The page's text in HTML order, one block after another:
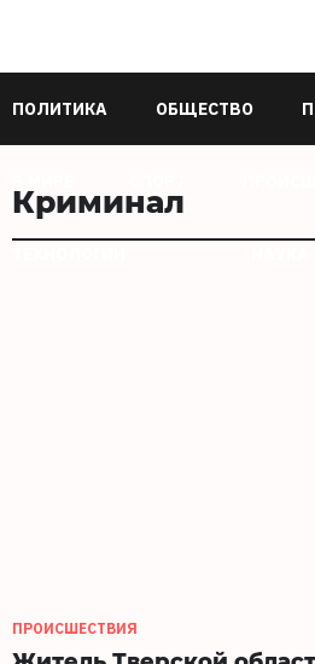
ПОЛИТИКА ОБЩЕСТВО
Криминал
ПРОИСШЕСТВИЯ